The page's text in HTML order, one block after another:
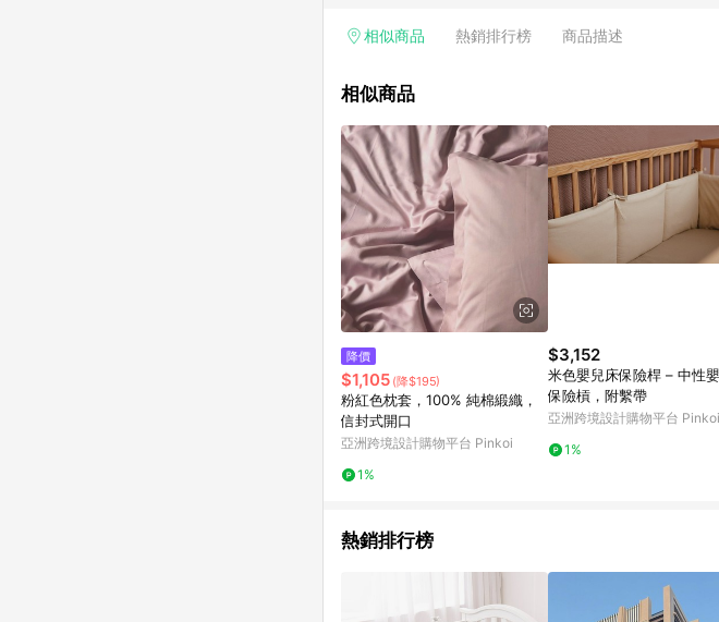
格，部分退款不在此限。 6. APP 請更新至Android v4.6.0
使用規則請以點數紅包活動說明為準。 11. 若於 LINE 購物
相似商品 熱銷排行榜 商品描述
相似商品
降價
$1,105 (降$195)
粉紅色枕套，100% 純棉緞織，
信封式開口
亞洲跨境設計購物平台 Pinkoi
1%
$3,152
米色嬰兒床保險桿 – 中性
保險槓，附繫帶
亞洲跨境設計購物平台 Pinkoi
1%
熱銷排行榜